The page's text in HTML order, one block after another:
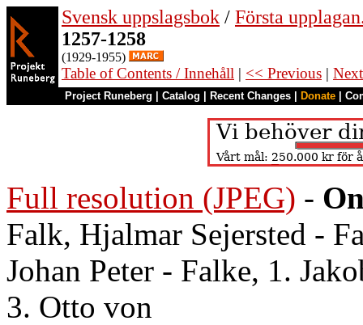
Svensk uppslagsbok / Första
1257-1258
(1929-1955)
Table of Contents / Innehåll | << Previous |
Project Runeberg Catalog Recent Changes Donate
Full resolution (JPEG) -
Falk, Hjalmar Sejersted -
Johan Peter - Falke, 1.
3. Otto von